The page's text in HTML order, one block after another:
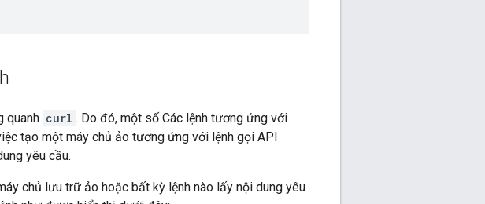
quanh curl . Do đó, một số Các lệnh tương ứng với
tạo một máy chủ ảo tương ứng với lệnh gọi API
yêu cầu.
chủ lưu trữ ảo hoặc bất kỳ lệnh nào lấy nội dung yêu